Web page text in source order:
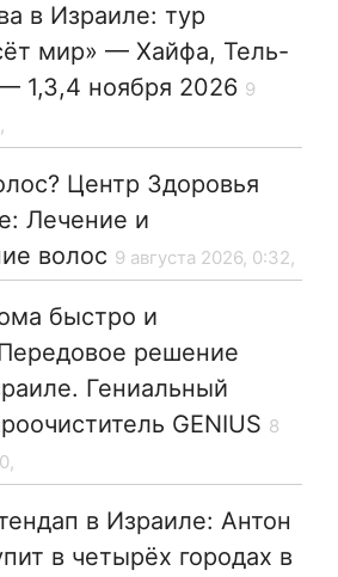
в Израиле: тур
мир» — Хайфа, Тель-
1,3,4 ноября 2026 9
Центр Здоровья
Лечение и
волос 9 августа 2026, 0:32,
быстро и
решение
Гениальный
GENIUS 8
в Израиле: Антон
в четырёх городах в